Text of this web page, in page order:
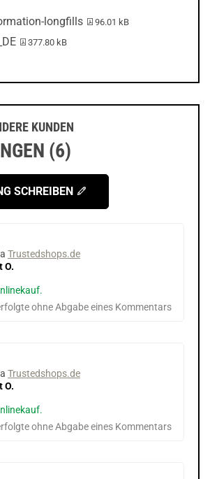
longfills PDF-Datei:
96.01 kB
PDF-Datei:
377.80 kB
KUNDEN
(6)
SCHREIBEN
Trustedshops.de
O.
ohne Abgabe eines Kommentars
Trustedshops.de
O.
ohne Abgabe eines Kommentars